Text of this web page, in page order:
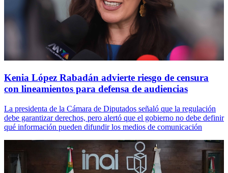
Kenia López Rabadán advierte riesgo de censura
con lineamientos para defensa de audiencias
La presidenta de la Cámara de Diputados señaló que la regulación
debe garantizar derechos, pero alertó que el gobierno no debe definir
qué información pueden difundir los medios de comunicación